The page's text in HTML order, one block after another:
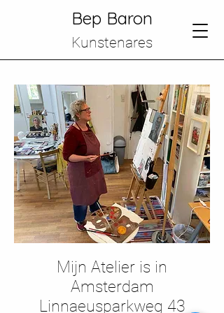
Bep Baron
Kunstenares
Mijn Atelier is in
Amsterdam
Linnaeusparkweg 43